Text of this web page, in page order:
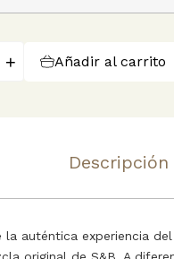
+ Añadir al carrito
Descripción
la auténtica experiencia del